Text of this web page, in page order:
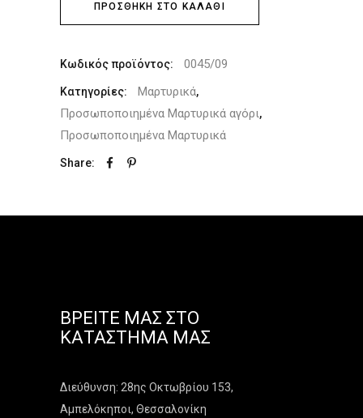
ΠΡΟΣΘΉΚΗ ΣΤΟ ΚΑΛΆΘΙ
Κωδικός προϊόντος: 0045/09
Κατηγορίες: Μαρτυρικά,
Προσωποποιημένα Μαρτυρικά αγόρι,
Προσωποποιημένα Μαρτυρικά
Share:
ΒΡΕΊΤΕ ΜΑΣ ΣΤΟ
ΚΑΤΆΣΤΗΜΑ ΜΑΣ
Διεύθυνση: 28ης Οκτωβρίου 153,
Αμπελόκηποι, Θεσσαλονίκη